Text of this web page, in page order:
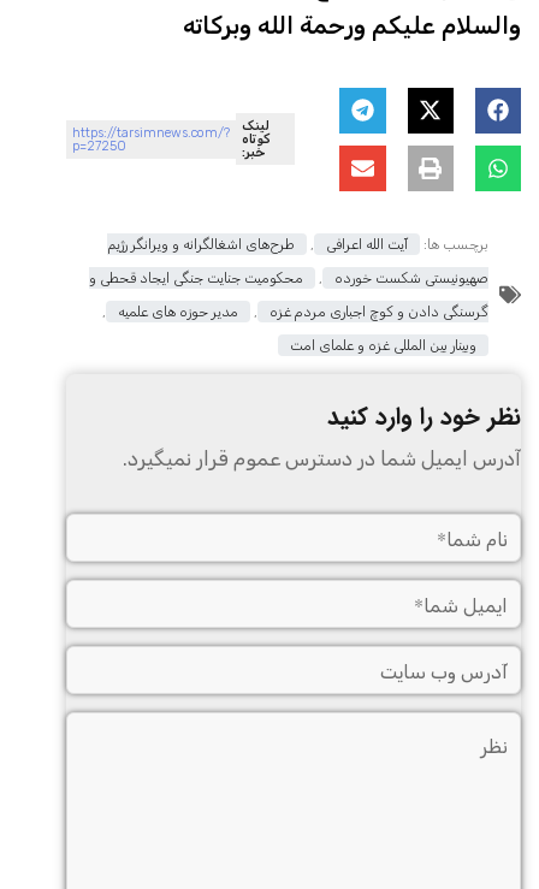
والسلام علیکم ورحمة الله وبرکاته
لینک
کوتاه
خبر:
https://tarsimnews.com/?
p=27250
برچسب ها: آیت الله اعرافی ,
طرح‌های اشغالگرانه و ویرانگر رژیم
صهیونیستی شکست خورده
,
محکومیت جنایت جنگی ایجاد قحطی و
گرسنگی دادن و کوچ اجباری مردم غزه
, مدیر حوزه های علمیه
,
وبینار بین المللی غزه و علمای امت
نظر خود را وارد کنید
آدرس ایمیل شما در دسترس عموم قرار نمیگیرد.